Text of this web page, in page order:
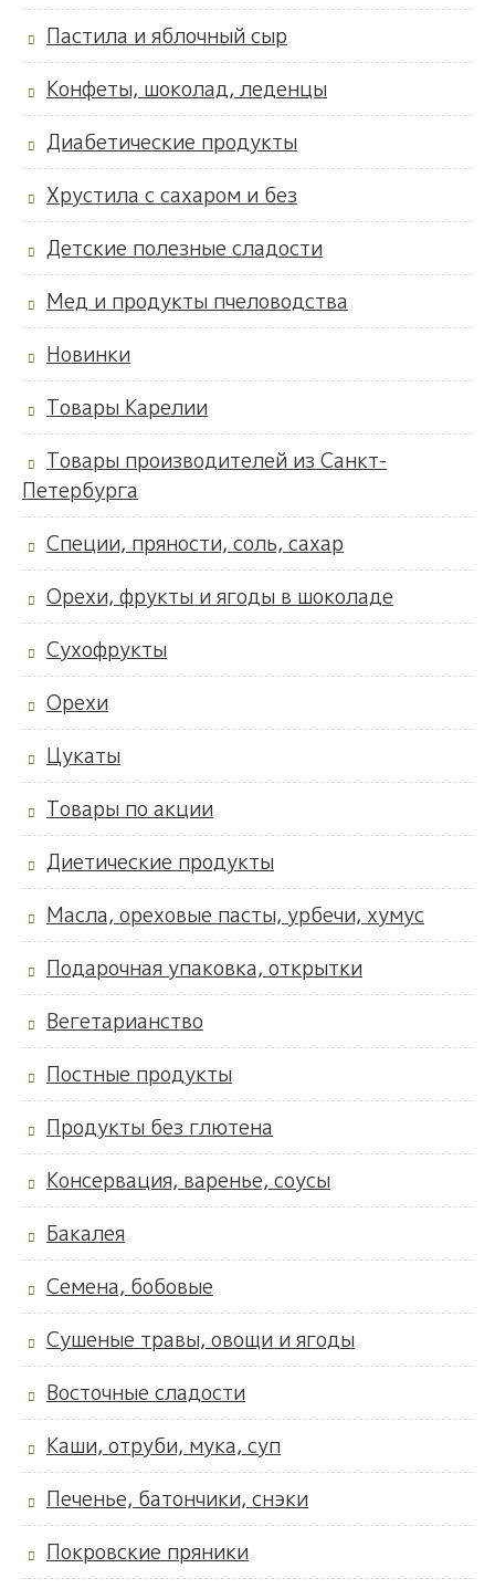
Пастила и яблочный сыр
Конфеты, шоколад, леденцы
Диабетические продукты
Хрустила с сахаром и без
Детские полезные сладости
Мед и продукты пчеловодства
Новинки
Товары Карелии
Товары производителей из Санкт-
Петербурга
Специи, пряности, соль, сахар
Орехи, фрукты и ягоды в шоколаде
Сухофрукты
Орехи
Цукаты
Товары по акции
Диетические продукты
Масла, ореховые пасты, урбечи, хумус
Подарочная упаковка, открытки
Вегетарианство
Постные продукты
Продукты без глютена
Консервация, варенье, соусы
Бакалея
Семена, бобовые
Сушеные травы, овощи и ягоды
Восточные сладости
Каши, отруби, мука, суп
Печенье, батончики, снэки
Покровские пряники